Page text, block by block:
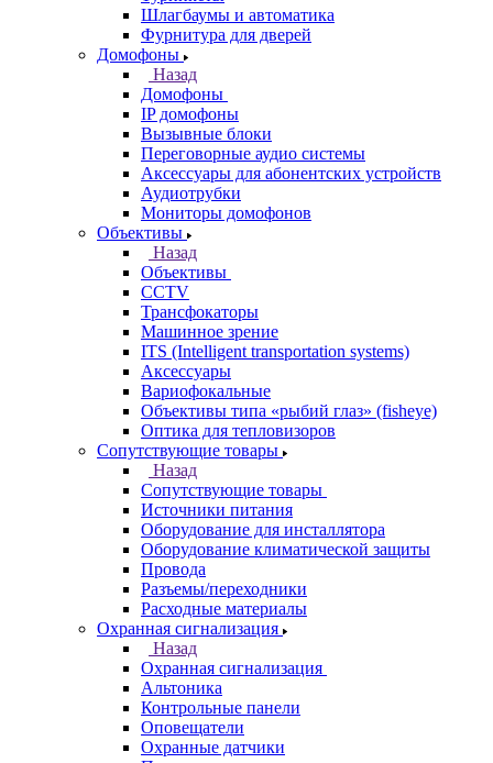
Шлагбаумы и автоматика
Фурнитура для дверей
Домофоны
Назад
Домофоны
IP домофоны
Вызывные блоки
Переговорные аудио системы
Аксессуары для абонентских устройств
Аудиотрубки
Мониторы домофонов
Объективы
Назад
Объективы
CCTV
Трансфокаторы
Машинное зрение
ITS (Intelligent transportation systems)
Аксессуары
Вариофокальные
Объективы типа «рыбий глаз» (fisheye)
Оптика для тепловизоров
Сопутствующие товары
Назад
Сопутствующие товары
Источники питания
Оборудование для инсталлятора
Оборудование климатической защиты
Провода
Разъемы/переходники
Расходные материалы
Охранная сигнализация
Назад
Охранная сигнализация
Альтоника
Контрольные панели
Оповещатели
Охранные датчики